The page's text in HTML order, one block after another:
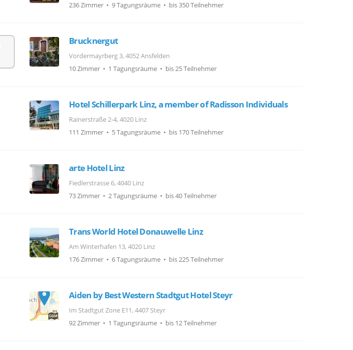
236 Zimmer • 9 Tagungsräume • bis 350 Teilnehmer
Brucknergut
Vordermayrberg 3, 4052 Ansfelden
10 Zimmer • 1 Tagungsräume • bis 25 Teilnehmer
Hotel Schillerpark Linz, a member of Radisson Individuals
Rainerstraße 2-4, 4020 Linz
111 Zimmer • 5 Tagungsräume • bis 170 Teilnehmer
arte Hotel Linz
Fiedlerstrasse 6, 4040 Linz
73 Zimmer • 2 Tagungsräume • bis 40 Teilnehmer
Trans World Hotel Donauwelle Linz
Am Winterhafen 13, 4020 Linz
176 Zimmer • 6 Tagungsräume • bis 225 Teilnehmer
Aiden by Best Western Stadtgut Hotel Steyr
Im Stadtgut Zone E11, 4407 Steyr
92 Zimmer • 1 Tagungsräume • bis 12 Teilnehmer